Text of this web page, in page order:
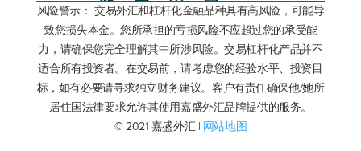
风险警示： 交易外汇和杠杆化金融品种具有高风险，可能导
致您损失本金。您所承担的亏损风险不应超过您的承受能
力，请确保您完全理解其中所涉风险。交易杠杆化产品并不
适合所有投资者。在交易前，请考虑您的经验水平、投资目
标，如有必要请寻求独立财务建议。客户有责任确保他/她所
居住国法律要求允许其使用嘉盛外汇品牌提供的服务。
© 2021 嘉盛外汇 | 网站地图